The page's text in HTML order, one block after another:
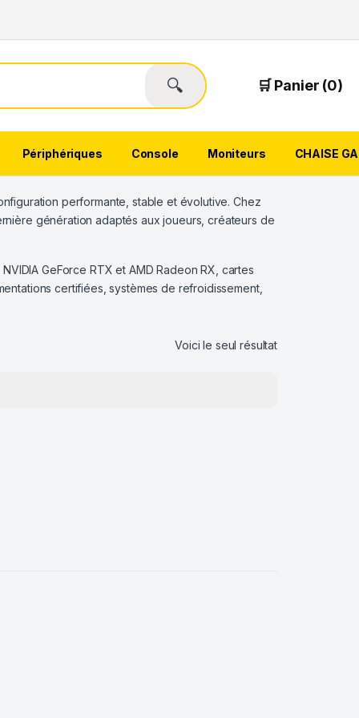
🔍 🛒 Panier (0)
Périphériques Console Moniteurs CHAISE
performante, stable et évolutive. Chez
génération adaptés aux joueurs, créateurs de
GeForce RTX et AMD Radeon RX, cartes
certifiées, systèmes de refroidissement,
Voici le seul résultat